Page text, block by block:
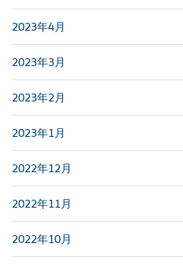
2023年4月
2023年3月
2023年2月
2023年1月
2022年12月
2022年11月
2022年10月